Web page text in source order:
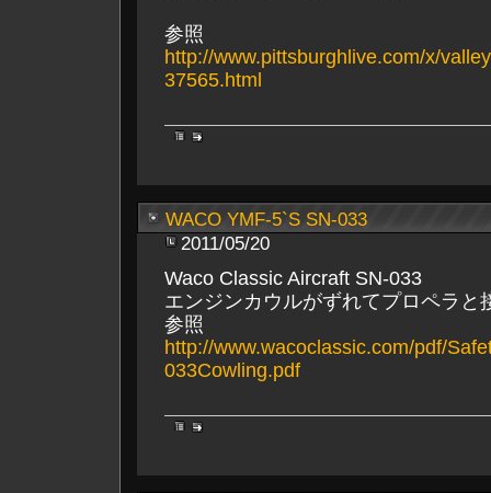
参照
http://www.pittsburghlive.com/x/
37565.html
WACO YMF-5`S SN-033
2011/05/20
Waco Classic Aircraft SN-033
エンジンカウルがずれてプロペラと
参照
http://www.wacoclassic.com/pdf/
033Cowling.pdf